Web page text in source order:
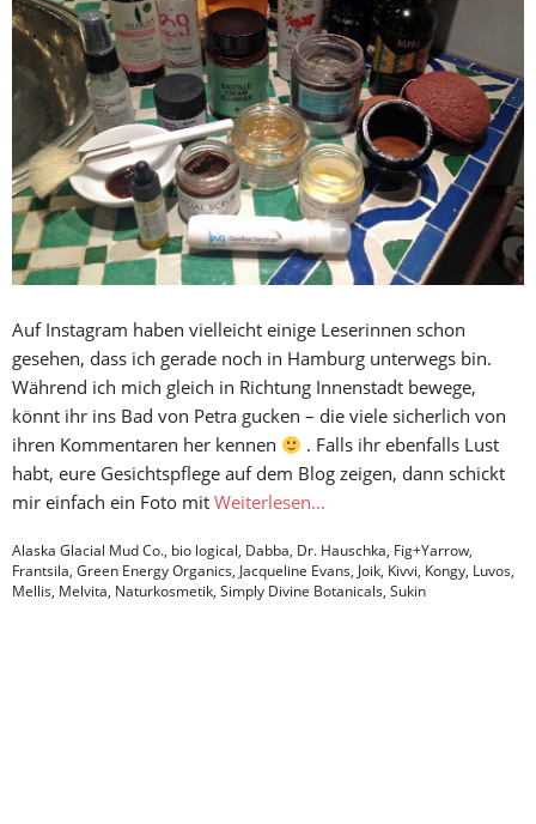
Auf Instagram haben vielleicht einige Leserinnen schon
gesehen, dass ich gerade noch in Hamburg unterwegs bin.
Während ich mich gleich in Richtung Innenstadt bewege,
könnt ihr ins Bad von Petra gucken – die viele sicherlich von
ihren Kommentaren her kennen
. Falls ihr ebenfalls Lust
habt, eure Gesichtspflege auf dem Blog zeigen, dann schickt
mir einfach ein Foto mit Weiterlesen…
Alaska Glacial Mud Co., bio logical, Dabba, Dr. Hauschka, Fig+Yarrow,
Frantsila, Green Energy Organics, Jacqueline Evans, Joik, Kivvi, Kongy, Luvos,
Mellis, Melvita, Naturkosmetik, Simply Divine Botanicals, Sukin